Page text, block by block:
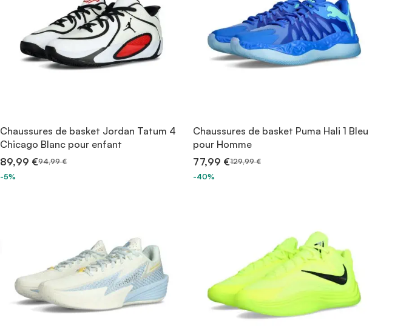
Chaussures de basket Jordan Tatum 4
Chicago Blanc pour enfant
89,99 €94,99 €
-5%
Chaussures de basket Puma Hali 1 Bleu
pour Homme
77,99 €129,99 €
-40%